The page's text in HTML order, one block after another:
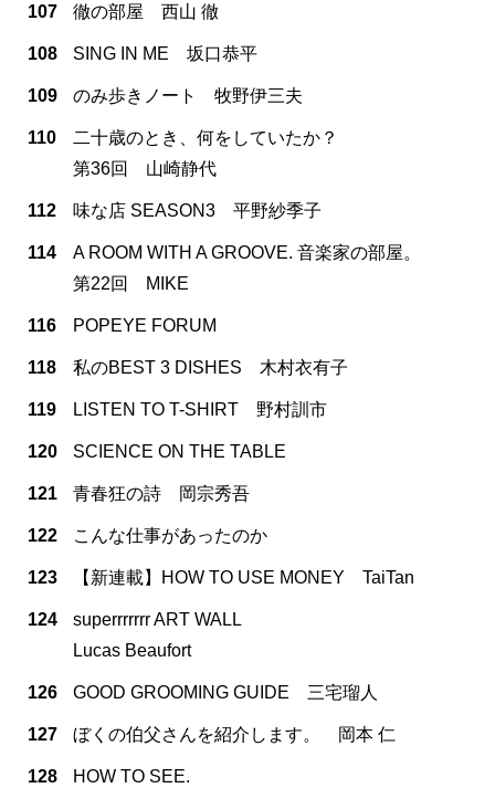
107 徹の部屋 西山 徹
108 SING IN ME 坂口恭平
109 のみ歩きノート 牧野伊三夫
110
二十歳のとき、何をしていたか？
第36回 山崎静代
112 味な店 SEASON3 平野紗季子
114
A ROOM WITH A GROOVE. 音楽家の部屋。
第22回 MIKE
116 POPEYE FORUM
118 私のBEST 3 DISHES 木村衣有子
119 LISTEN TO T-SHIRT 野村訓市
120 SCIENCE ON THE TABLE
121 青春狂の詩 岡宗秀吾
122 こんな仕事があったのか
123 【新連載】HOW TO USE MONEY TaiTan
124
superrrrrrr ART WALL
Lucas Beaufort
126 GOOD GROOMING GUIDE 三宅瑠人
127 ぼくの伯父さんを紹介します。 岡本 仁
128 HOW TO SEE.